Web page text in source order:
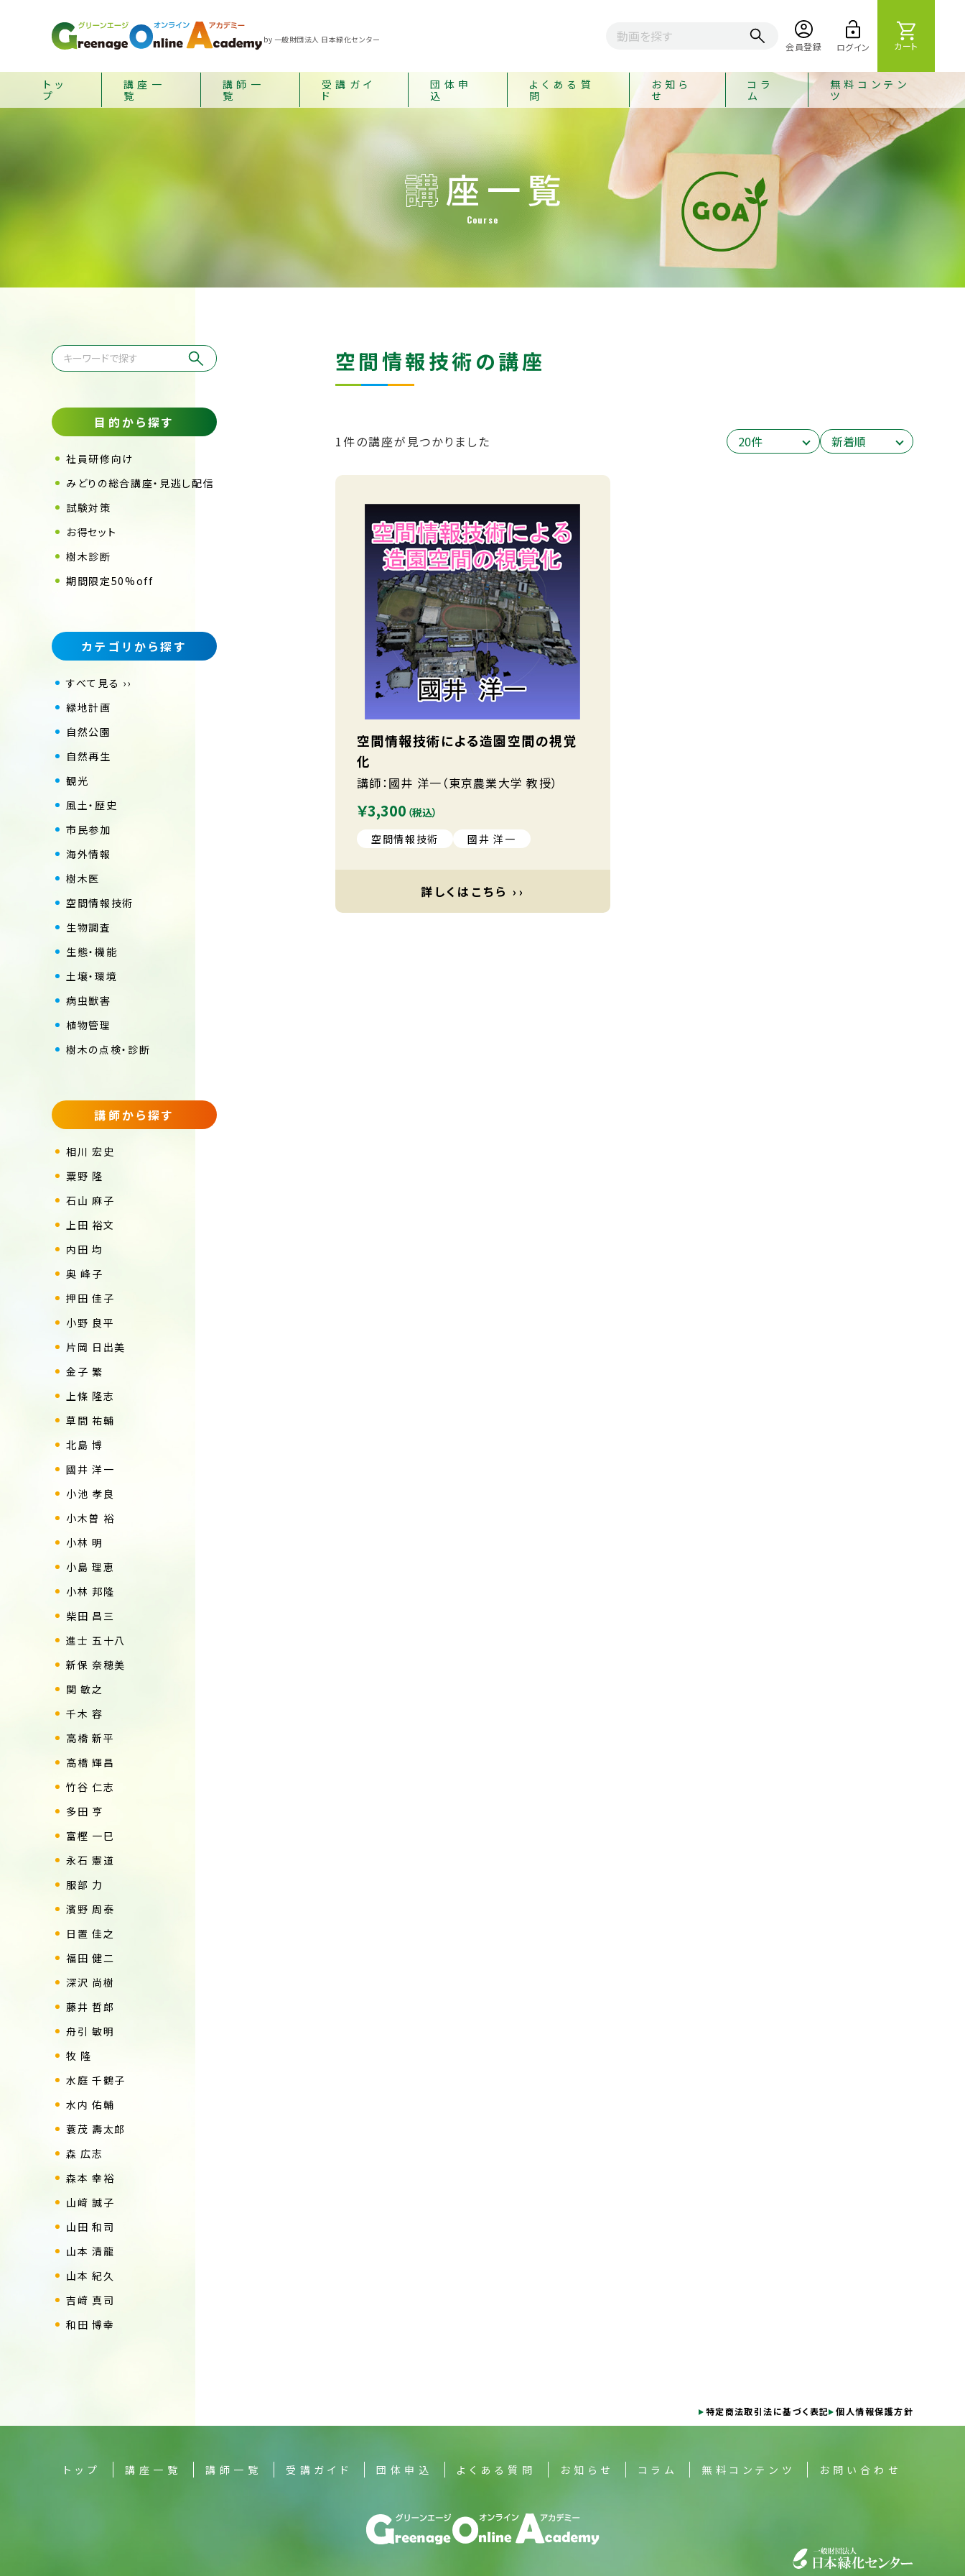
by 一般財団法人 日本緑化センター
会員登録 ログイン カート
トッ
プ
講座一
覧
講師一
覧
受講ガイ
ド
団体申
込
よくある質
問
お知ら
せ
コラ
ム
無料コンテン
ツ
Course
目的から探す
社員研修向け
みどりの総合講座・見逃し配信
試験対策
お得セット
樹木診断
期間限定50%off
カテゴリから探す
すべて見る ››
緑地計画
自然公園
自然再生
観光
風土・歴史
市民参加
海外情報
樹木医
空間情報技術
生物調査
生態・機能
土壌・環境
病虫獣害
植物管理
樹木の点検・診断
講師から探す
相川 宏史
粟野 隆
石山 麻子
上田 裕文
内田 均
奥 峰子
押田 佳子
小野 良平
片岡 日出美
金子 繁
上條 隆志
草間 祐輔
北島 博
國井 洋一
小池 孝良
小木曽 裕
小林 明
小島 理恵
小林 邦隆
柴田 昌三
進士 五十八
新保 奈穂美
関 敏之
千木 容
高橋 新平
高橋 輝昌
竹谷 仁志
多田 亨
富樫 一巳
永石 憲道
服部 力
濱野 周泰
日置 佳之
福田 健二
深沢 尚樹
藤井 哲郎
舟引 敏明
牧 隆
水庭 千鶴子
水内 佑輔
蓑茂 壽太郎
森 広志
森本 幸裕
山﨑 誠子
山田 和司
山本 清龍
山本 紀久
吉﨑 真司
和田 博幸
空間情報技術の講座
1件の講座が見つかりました
空間情報技術による造園空間の視覚
化
講師：國井 洋一（東京農業大学 教授）
￥3,300 （税込）
空間情報技術
國井 洋一
詳しくはこちら ››
特定商法取引法に基づく表記 個人情報保護方針
トップ 講座一覧 講師一覧 受講ガイド 団体申込 よくある質問 お知らせ コラム 無料コンテンツ お問い合わせ